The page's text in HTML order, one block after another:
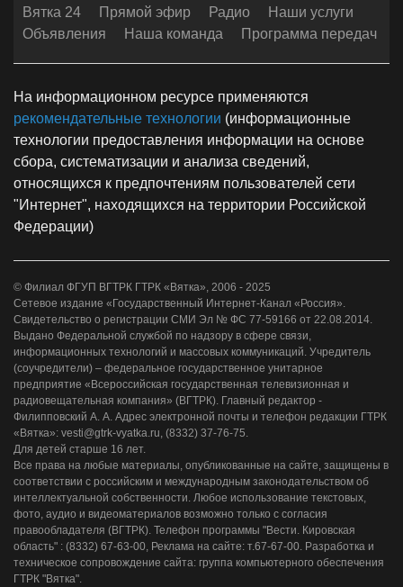
Вятка 24
Прямой эфир Радио
Наши услуги
Объявления
Наша команда Программа передач
На информационном ресурсе применяются
рекомендательные технологии (информационные
технологии предоставления информации на основе
сбора, систематизации и анализа сведений,
относящихся к предпочтениям пользователей сети
"Интернет", находящихся на территории Российской
Федерации)
© Филиал ФГУП ВГТРК ГТРК «Вятка», 2006 - 2025
Сетевое издание «Государственный Интернет-Канал «Россия».
Свидетельство о регистрации СМИ Эл № ФС 77-59166 от 22.08.2014.
Выдано Федеральной службой по надзору в сфере связи,
информационных технологий и массовых коммуникаций. Учредитель
(соучредители) – федеральное государственное унитарное
предприятие «Всероссийская государственная телевизионная и
радиовещательная компания» (ВГТРК). Главный редактор -
Филипповский А. А. Адрес электронной почты и телефон редакции ГТРК
«Вятка»: vesti@gtrk-vyatka.ru, (8332) 37-76-75.
Для детей старше 16 лет.
Все права на любые материалы, опубликованные на сайте, защищены в
соответствии с российским и международным законодательством об
интеллектуальной собственности. Любое использование текстовых,
фото, аудио и видеоматериалов возможно только с согласия
правообладателя (ВГТРК). Телефон программы "Вести. Кировская
область" : (8332) 67-63-00, Реклама на сайте: т.67-67-00. Разработка и
техническое сопровождение сайта: группа компьютерного обеспечения
ГТРК "Вятка".